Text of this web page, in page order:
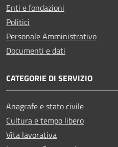
Enti e fondazioni
Politici
Personale Amministrativo
Documenti e dati
CATEGORIE DI SERVIZIO
Anagrafe e stato civile
Cultura e tempo libero
Vita lavorativa